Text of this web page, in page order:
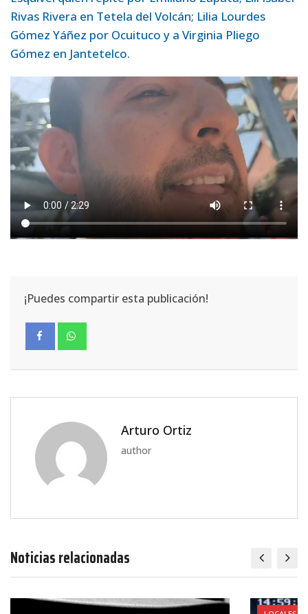
Rivas Rivera en Tetela del Volcán; Lilia Lourdes
Gómez Yáñez por Ocuituco y a Virginia Pliego
Gómez en Jantetelco.
¡Puedes compartir esta publicación!
Arturo Ortiz
author
Noticias relacionadas